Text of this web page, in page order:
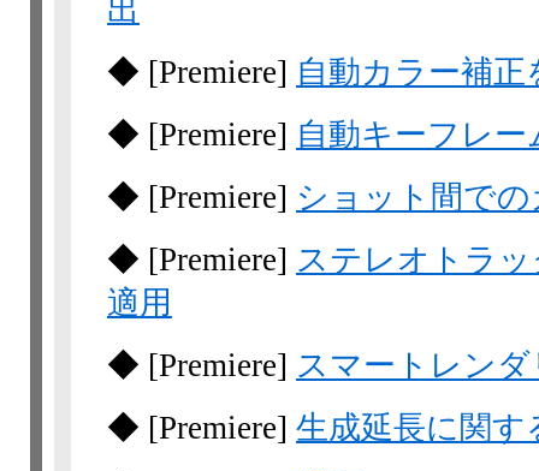
出
◆ [Premiere] 自動カラー補正
◆ [Premiere] 自動キーフレ
◆ [Premiere] ショット間で
◆ [Premiere] ステレオトラ
適用
◆ [Premiere] スマートレン
◆ [Premiere] 生成延長に関す